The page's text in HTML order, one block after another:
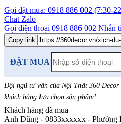
Gọi đặt mua: 0918 886 002 (7:30-
Chat Zalo
Gọi điện thoại 0918 886 002 Nhắn
Copy link
ĐẶT MUA
Đội ngũ tư vấn của Nội Thất 360
khách hàng lựa chọn sản phẩm!
Khách hàng đã mua
Anh Dũng - 0833xxxxxx - Phường